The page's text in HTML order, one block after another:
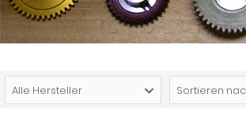
Alle Hersteller Sortieren